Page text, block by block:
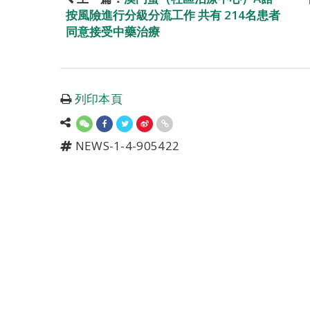
按風險進行分級分流工作 共有 214名患者
同意接受中藥治療
列印本頁
NEWS-1-4-905422